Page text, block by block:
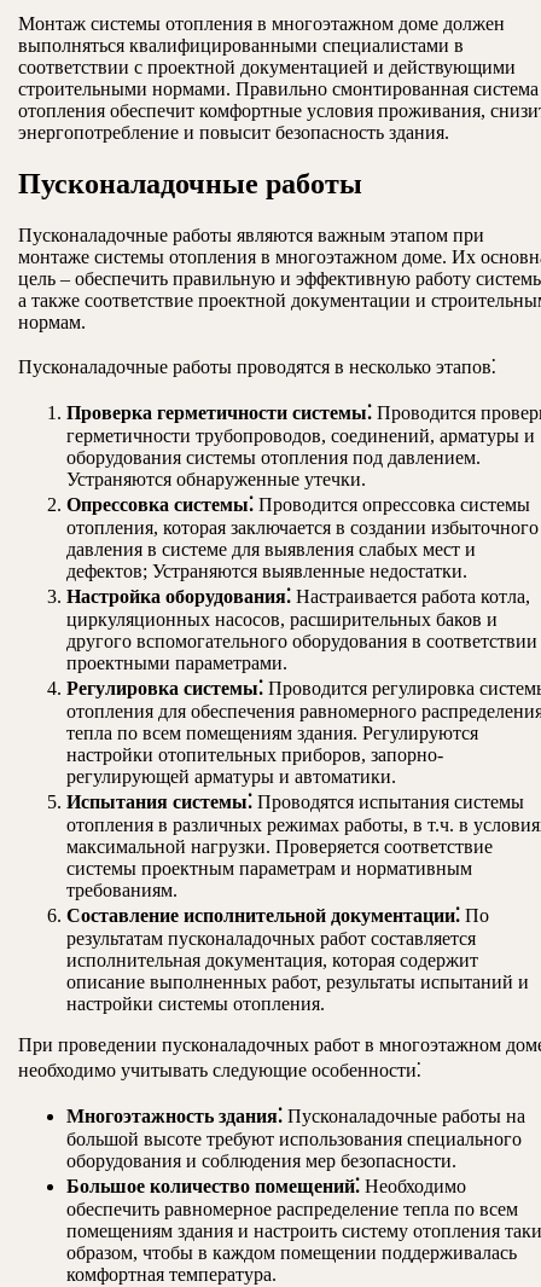
Монтаж системы отопления в многоэтажном доме должен
выполняться квалифицированными специалистами в
соответствии с проектной документацией и действующими
строительными нормами. Правильно смонтированная система
отопления обеспечит комфортные условия проживания,
энергопотребление и повысит безопасность здания.
Пусконаладочные работы
Пусконаладочные работы являются важным этапом при
монтаже системы отопления в многоэтажном доме. Их
цель ‒ обеспечить правильную и эффективную работу
а также соответствие проектной документации и
нормам.
Пусконаладочные работы проводятся в несколько этапов⁚
Проверка герметичности системы⁚ Проводится
герметичности трубопроводов, соединений, арматуры и
оборудования системы отопления под давлением.
Устраняются обнаруженные утечки.
Опрессовка системы⁚ Проводится опрессовка системы
отопления, которая заключается в создании избыточного
давления в системе для выявления слабых мест и
дефектов; Устраняются выявленные недостатки.
Настройка оборудования⁚ Настраивается работа котла,
циркуляционных насосов, расширительных баков и
другого вспомогательного оборудования в соответствии
проектными параметрами.
Регулировка системы⁚ Проводится регулировка
отопления для обеспечения равномерного
тепла по всем помещениям здания. Регулируются
настройки отопительных приборов, запорно-
регулирующей арматуры и автоматики.
Испытания системы⁚ Проводятся испытания системы
отопления в различных режимах работы, в т.ч. в
максимальной нагрузки. Проверяется соответствие
системы проектным параметрам и нормативным
требованиям.
Составление исполнительной документации⁚ По
результатам пусконаладочных работ составляется
исполнительная документация, которая содержит
описание выполненных работ, результаты испытаний и
настройки системы отопления.
При проведении пусконаладочных работ в многоэтажном
необходимо учитывать следующие особенности⁚
Многоэтажность здания⁚ Пусконаладочные работы на
большой высоте требуют использования специального
оборудования и соблюдения мер безопасности.
Большое количество помещений⁚ Необходимо
обеспечить равномерное распределение тепла по всем
помещениям здания и настроить систему отопления
образом, чтобы в каждом помещении поддерживалась
комфортная температура.